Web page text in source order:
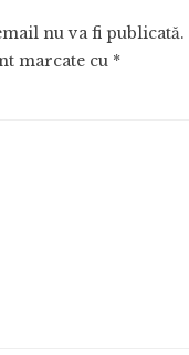
nu va fi publicată.
marcate cu *